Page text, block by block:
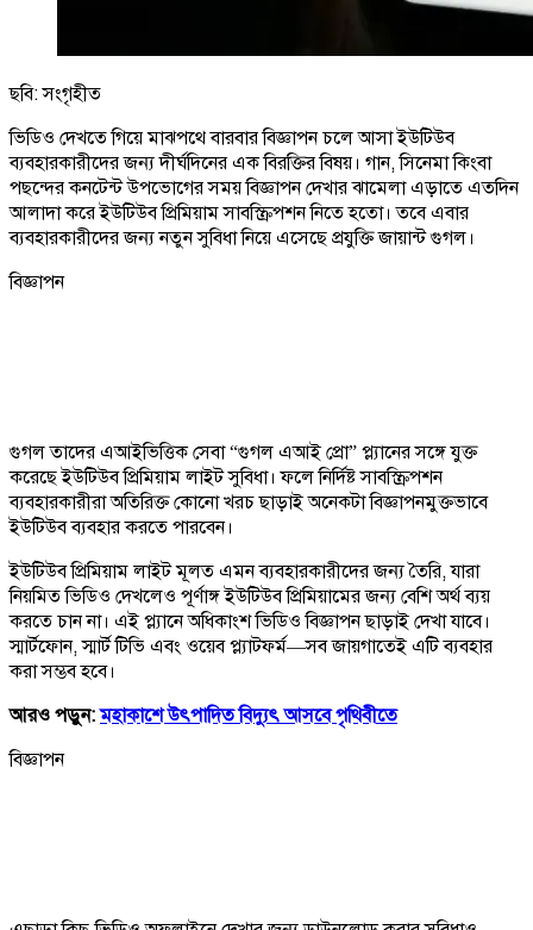
ছবি: সংগৃহীত
ভিডিও দেখতে গিয়ে মাঝপথে বারবার বিজ্ঞাপন চলে আসা ইউটিউব
ব্যবহারকারীদের জন্য দীর্ঘদিনের এক বিরক্তির বিষয়। গান, সিনেমা কিংবা
পছন্দের কনটেন্ট উপভোগের সময় বিজ্ঞাপন দেখার ঝামেলা এড়াতে এতদিন
আলাদা করে ইউটিউব প্রিমিয়াম সাবস্ক্রিপশন নিতে হতো। তবে এবার
ব্যবহারকারীদের জন্য নতুন সুবিধা নিয়ে এসেছে প্রযুক্তি জায়ান্ট গুগল।
বিজ্ঞাপন
গুগল তাদের এআইভিত্তিক সেবা “গুগল এআই প্রো” প্ল্যানের সঙ্গে যুক্ত
করেছে ইউটিউব প্রিমিয়াম লাইট সুবিধা। ফলে নির্দিষ্ট সাবস্ক্রিপশন
ব্যবহারকারীরা অতিরিক্ত কোনো খরচ ছাড়াই অনেকটা বিজ্ঞাপনমুক্তভাবে
ইউটিউব ব্যবহার করতে পারবেন।
ইউটিউব প্রিমিয়াম লাইট মূলত এমন ব্যবহারকারীদের জন্য তৈরি, যারা
নিয়মিত ভিডিও দেখলেও পূর্ণাঙ্গ ইউটিউব প্রিমিয়ামের জন্য বেশি অর্থ ব্যয়
করতে চান না। এই প্ল্যানে অধিকাংশ ভিডিও বিজ্ঞাপন ছাড়াই দেখা যাবে।
স্মার্টফোন, স্মার্ট টিভি এবং ওয়েব প্ল্যাটফর্ম—সব জায়গাতেই এটি ব্যবহার
করা সম্ভব হবে।
আরও পড়ুন:মহাকাশে উৎপাদিত বিদ্যুৎ আসবে পৃথিবীতে
বিজ্ঞাপন